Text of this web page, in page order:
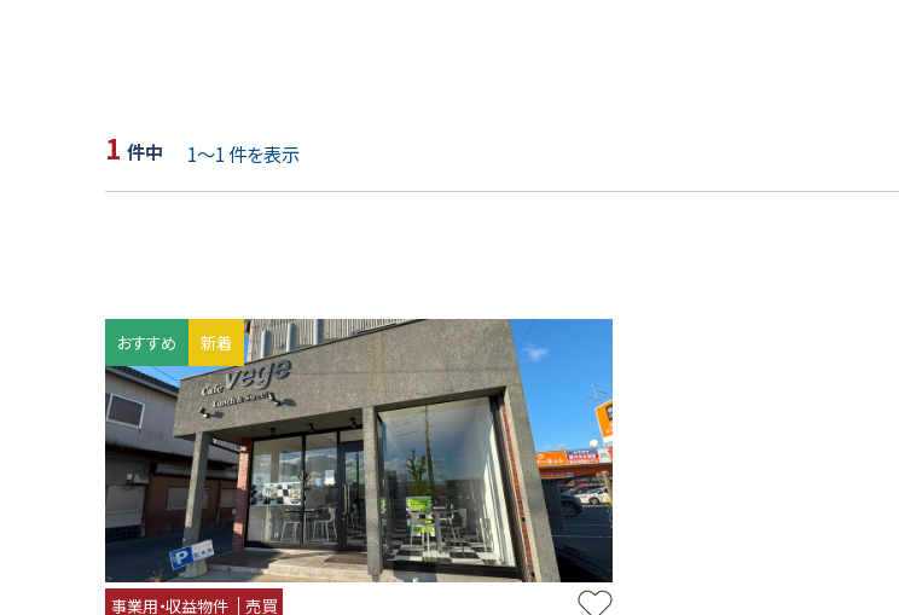
1 1～1
おすすめ 新着
事業用・収益物件 売買